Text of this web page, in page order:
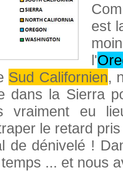
est
l'
Sud Californien,
dans la Sierra
vraiment eu
le retard
de dénivelé !
... et nous